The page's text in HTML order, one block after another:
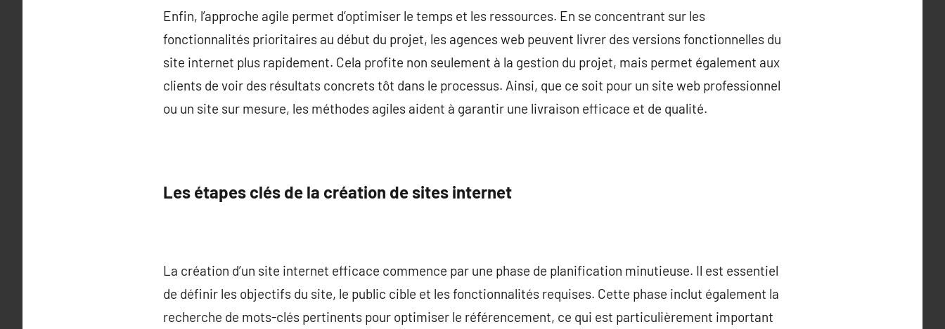
Enfin, l’approche agile permet d’optimiser le temps et les ressources. En se concentrant sur les
fonctionnalités prioritaires au début du projet, les agences web peuvent livrer des versions fonctionnelles du
site internet plus rapidement. Cela profite non seulement à la gestion du projet, mais permet également aux
clients de voir des résultats concrets tôt dans le processus. Ainsi, que ce soit pour un site web professionnel
ou un site sur mesure, les méthodes agiles aident à garantir une livraison efficace et de qualité.
Les étapes clés de la création de sites internet
La création d’un site internet efficace commence par une phase de planification minutieuse. Il est essentiel
de définir les objectifs du site, le public cible et les fonctionnalités requises. Cette phase inclut également la
recherche de mots-clés pertinents pour optimiser le référencement, ce qui est particulièrement important